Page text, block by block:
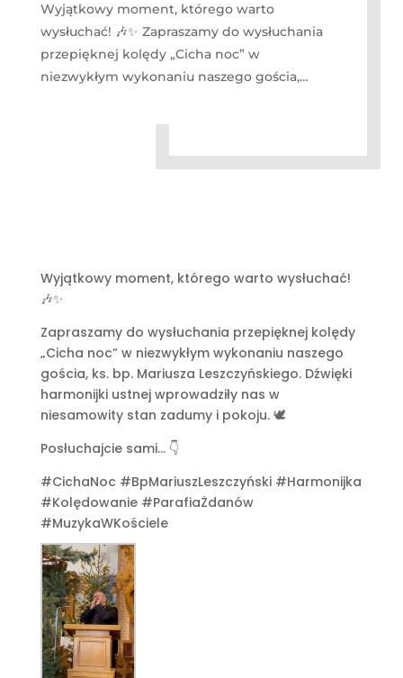
Wyjątkowy moment, którego warto
wysłuchać! 🎶✨ Zapraszamy do wysłuchania
przepięknej kolędy „Cicha noc” w
niezwykłym wykonaniu naszego gościa,…
Wyjątkowy moment, którego warto wysłuchać!
🎶✨
Zapraszamy do wysłuchania przepięknej kolędy
„Cicha noc” w niezwykłym wykonaniu naszego
gościa, ks. bp. Mariusza Leszczyńskiego. Dźwięki
harmonijki ustnej wprowadziły nas w
niesamowity stan zadumy i pokoju. 🕊️
Posłuchajcie sami… 👇
#CichaNoc #BpMariuszLeszczyński #Harmonijka
#Kolędowanie #ParafiaŻdanów
#MuzykaWKościele